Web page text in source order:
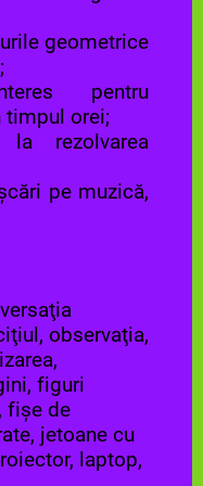
geometrice
pentru
orei;
rezolvarea
pe muzică,
observaţia,
figuri
fișe de
jetoane cu
laptop,